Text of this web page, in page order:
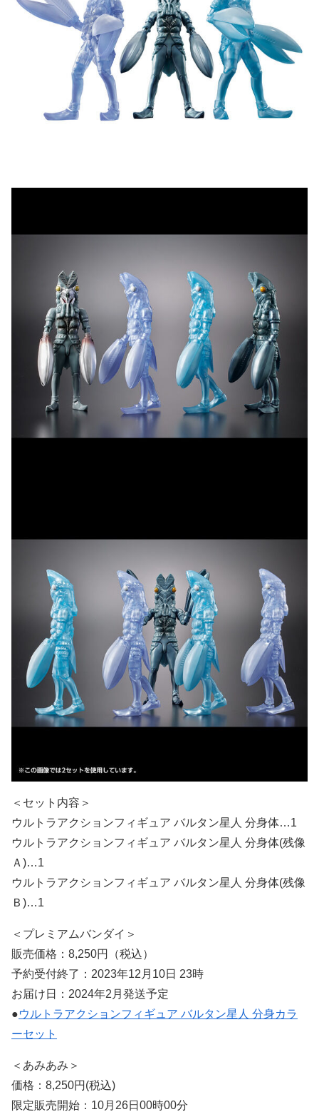
＜セット内容＞
ウルトラアクションフィギュア バルタン星人 分身体…1
ウルトラアクションフィギュア バルタン星人 分身体(残像
Ａ)…1
ウルトラアクションフィギュア バルタン星人 分身体(残像
Ｂ)…1
＜プレミアムバンダイ＞
販売価格：8,250円（税込）
予約受付終了：2023年12月10日 23時
お届け日：2024年2月発送予定
●ウルトラアクションフィギュア バルタン星人 分身カラ
ーセット
＜あみあみ＞
価格：8,250円(税込)
限定販売開始：10月26日00時00分